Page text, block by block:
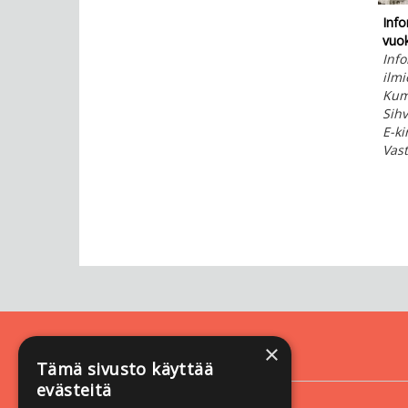
E-
Yhteystiedot
Vastapaino
×
Tämä sivusto käyttää
evästeitä